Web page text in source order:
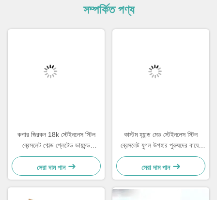
সম্পর্কিত পণ্য
কপার জিরকন 18k স্টেইনলেস স্টিল
ব্রেসলেট গোল্ড প্লেটেড ডায়মন্ড
মহিলাদের ব্রেসলেট
সেরা দাম পান
কাস্টম হ্যান্ড মেড স্টেইনলেস স্টিল
ব্রেসলেট যুগল উপহার পুরুষদের বাঘের
চোখের পাথর দিয়ে তৈরী করা পুঁতির
ব্রেসলেট
সেরা দাম পান